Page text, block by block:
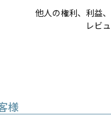
他人の権利、利益
レビ
様